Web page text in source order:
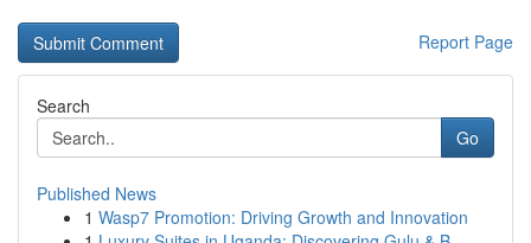
Report Page
Search
Go
Published News
1 Wasp7 Promotion: Driving Growth and Innovation